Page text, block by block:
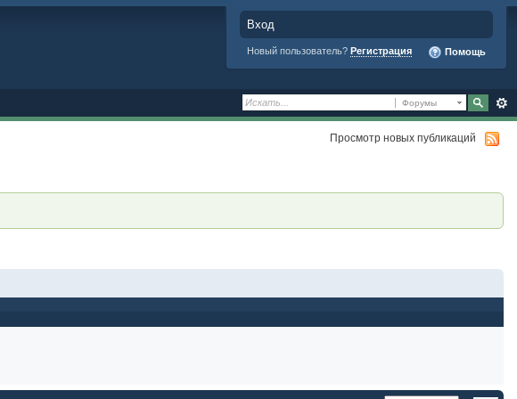
Вход
Новый пользователь? Регистрация Помощь
Форумы
Просмотр новых публикаций